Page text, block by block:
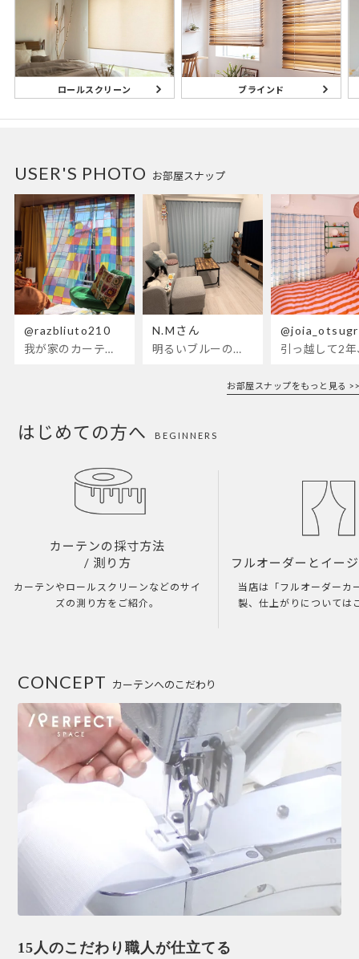
ロールスクリーン ブラインド
お部屋スナップ
USER'S PHOTO
@razbliuto210
我が家のカーテンが新しくなりました🌼早起きが超絶苦手な
N.Mさん
明るいブルーのカーテンで、部屋全体
引っ越して2
お部屋スナップをもっと見る >>
はじめての方へ BEGINNERS
カーテンの採寸方法
/ 測り方
カーテンやロールスクリーンなどのサイ
ズの測り方をご紹介。
フルオーダーとイー
当店は「フルオーダーカ
製、仕上がりについては
カーテンへのこだわり
CONCEPT
15人のこだわり職人が仕立てる